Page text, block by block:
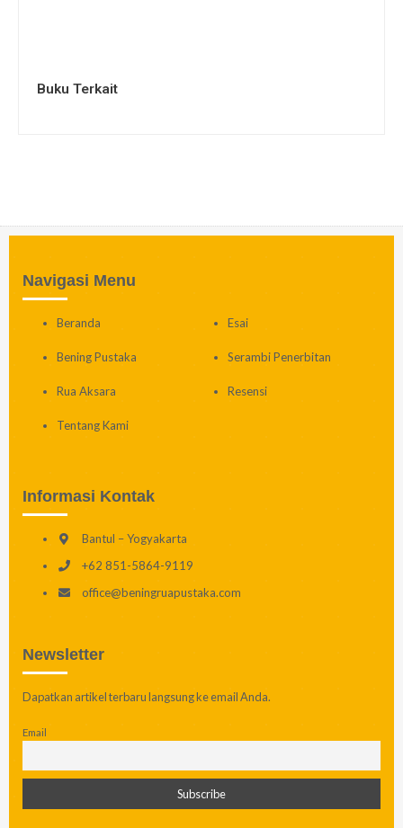
Buku Terkait
Navigasi Menu
Beranda Esai
Bening Pustaka Serambi Penerbitan
Rua Aksara Resensi
Tentang Kami
Informasi Kontak
Bantul – Yogyakarta
+62 851-5864-9119
office@beningruapustaka.com
Newsletter
Dapatkan artikel terbaru langsung ke email Anda.
Email